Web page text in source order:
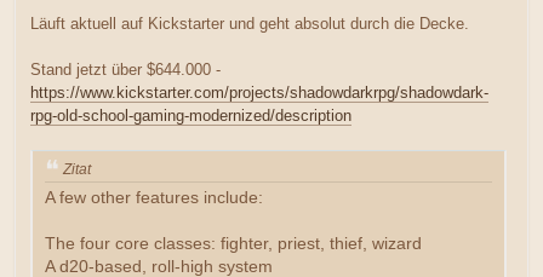
Läuft aktuell auf Kickstarter und geht absolut durch die Decke.
Stand jetzt über $644.000 -
https://www.kickstarter.com/projects/shadowdarkrpg/shadowdark-
rpg-old-school-gaming-modernized/description
Zitat
A few other features include:
The four core classes: fighter, priest, thief, wizard
A d20-based, roll-high system